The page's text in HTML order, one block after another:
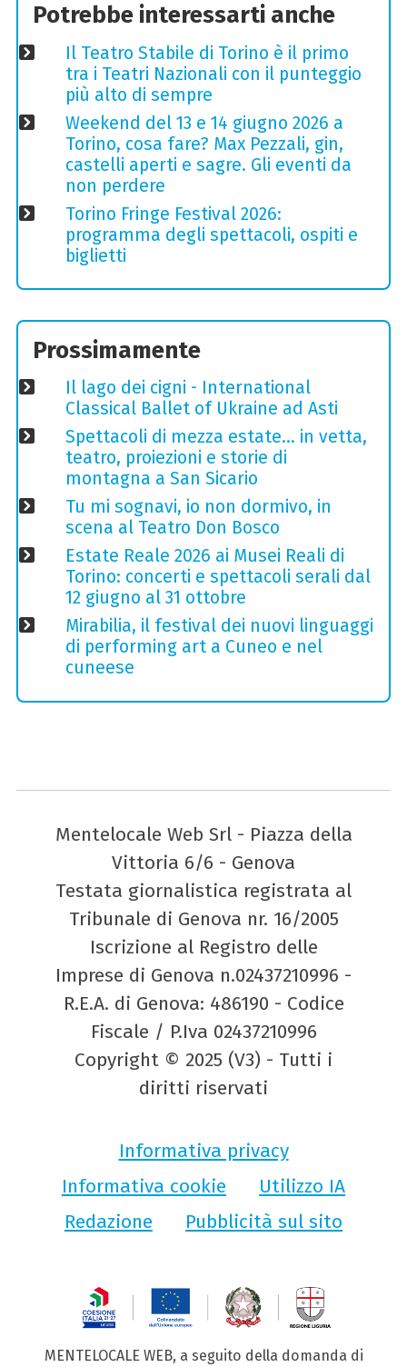
Potrebbe interessarti anche
Il Teatro Stabile di Torino è il primo
tra i Teatri Nazionali con il punteggio
più alto di sempre
Weekend del 13 e 14 giugno 2026 a
Torino, cosa fare? Max Pezzali, gin,
castelli aperti e sagre. Gli eventi da
non perdere
Torino Fringe Festival 2026:
programma degli spettacoli, ospiti e
biglietti
Prossimamente
Il lago dei cigni - International
Classical Ballet of Ukraine ad Asti
Spettacoli di mezza estate… in vetta,
teatro, proiezioni e storie di
montagna a San Sicario
Tu mi sognavi, io non dormivo, in
scena al Teatro Don Bosco
Estate Reale 2026 ai Musei Reali di
Torino: concerti e spettacoli serali dal
12 giugno al 31 ottobre
Mirabilia, il festival dei nuovi linguaggi
di performing art a Cuneo e nel
cuneese
Mentelocale Web Srl - Piazza della
Vittoria 6/6 - Genova
Testata giornalistica registrata al
Tribunale di Genova nr. 16/2005
Iscrizione al Registro delle
Imprese di Genova n.02437210996 -
R.E.A. di Genova: 486190 - Codice
Fiscale / P.Iva 02437210996
Copyright © 2025 (V3) - Tutti i
diritti riservati
Informativa privacy
Informativa cookie
Utilizzo IA
Redazione
Pubblicità sul sito
MENTELOCALE WEB, a seguito della domanda di